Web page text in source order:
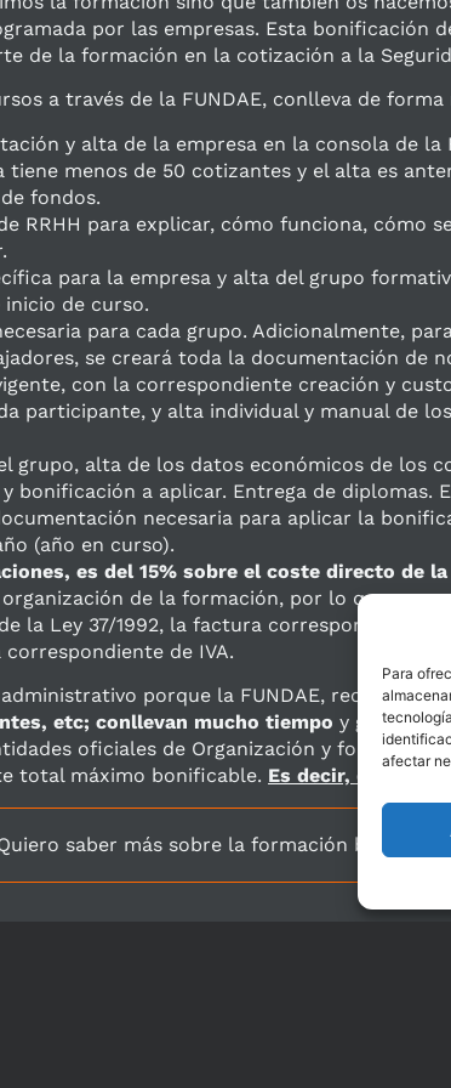
Para
afectar
por las empresas. Esta bonificación
de la formación en la cotización a la
a través de la FUNDAE, conlleva de
y alta de la empresa en la consola de
tiene menos de 50 cotizantes y el alta es
fondos.
RRHH para explicar, cómo funciona, cómo
para la empresa y alta del grupo
de curso.
para cada grupo. Adicionalmente,
se creará toda la documentación de
con la correspondiente creación y
participante, y alta individual y manual de
grupo, alta de los datos económicos de los
bonificación a aplicar. Entrega de diplomas.
necesaria para aplicar la
(año en curso).
es del 15% sobre el coste directo de
de la formación, por lo que
la Ley 37/1992, la factura correspondiente
de IVA.
porque la FUNDAE, reconoce
etc; conllevan mucho tiempo y
oficiales de Organización y formación
total máximo bonificable. Es decir, que sólo
saber más sobre la formación